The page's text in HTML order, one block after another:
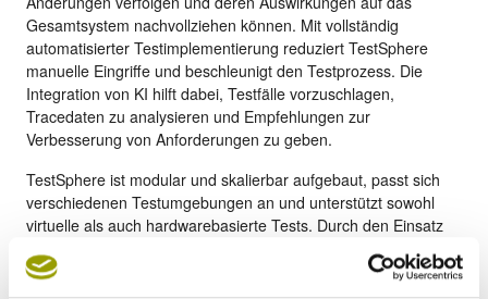
Gesamtsystem nachvollziehen können. Mit vollständig
automatisierter Testimplementierung reduziert TestSphere
manuelle Eingriffe und beschleunigt den Testprozess. Die
Integration von KI hilft dabei, Testfälle vorzuschlagen,
Tracedaten zu analysieren und Empfehlungen zur
Verbesserung von Anforderungen zu geben.
TestSphere ist modular und skalierbar aufgebaut, passt sich
verschiedenen Testumgebungen an und unterstützt sowohl
virtuelle als auch hardwarebasierte Tests. Durch den Einsatz
fortschrittlicher Methoden und Technologien soll TestSphere
das Testen effizienter, präziser und skalierbarer machen – und
damit den Validierungsprozess in der Automobilindustrie